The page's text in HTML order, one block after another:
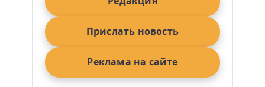
Прислать новость
Реклама на сайте